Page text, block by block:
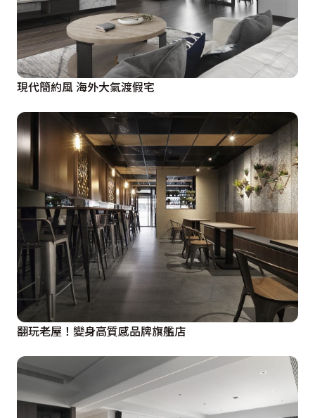
現代簡約風 海外大氣渡假宅
翻玩老屋！變身高質感品牌旗艦店